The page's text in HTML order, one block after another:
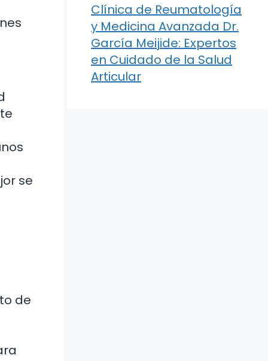
se
de
Clínica de Reumatología
y Medicina Avanzada Dr.
García Meijide: Expertos
en Cuidado de la Salud
Articular